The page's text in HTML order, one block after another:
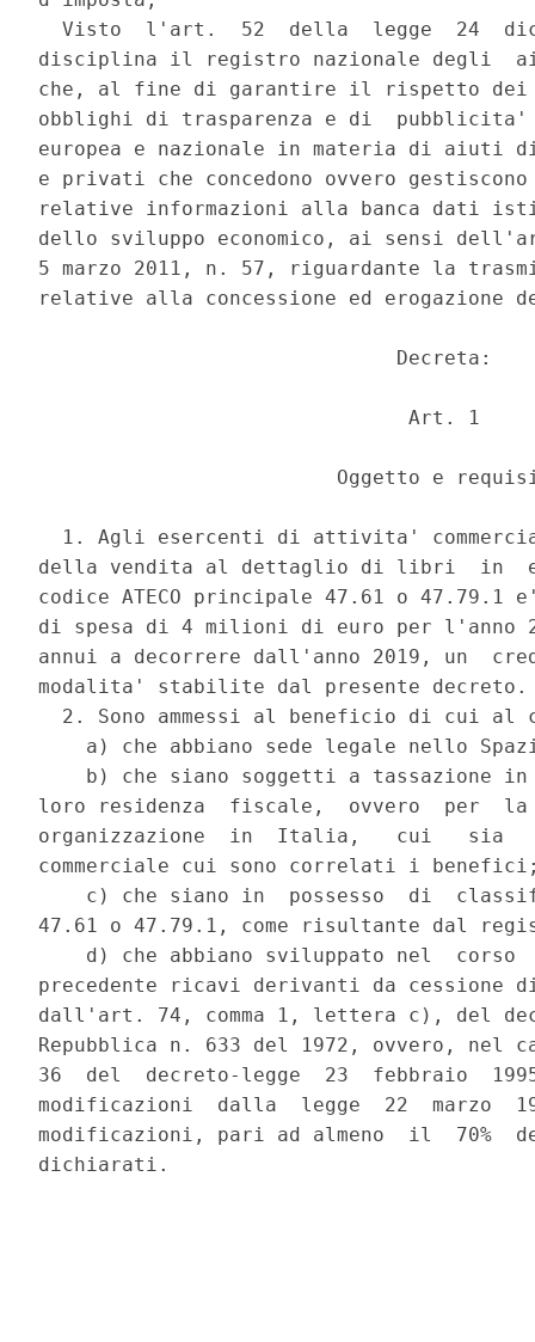
Visto  l'art.  52  della  legge  24
disciplina il registro nazionale degli
che, al fine di garantire il rispetto
obblighi di trasparenza e di
europea e nazionale in materia di aiuti
e privati che concedono ovvero
relative informazioni alla banca dati
dello sviluppo economico, ai sensi
5 marzo 2011, n. 57, riguardante la
relative alla concessione ed
                              Decreta:
                               Art. 1
Oggetto e
1. Agli esercenti di attivita'
della vendita al dettaglio di libri  in
codice ATECO principale 47.61 o
di spesa di 4 milioni di euro per l'anno
annui a decorrere dall'anno 2019, un
modalita' stabilite dal presente
2. Sono ammessi al beneficio di cui al
a) che abbiano sede legale nello
b) che siano soggetti a tassazione
loro residenza  fiscale,  ovvero  per
organizzazione  in  Italia,   cui   sia
commerciale cui sono correlati i
c) che siano in  possesso  di
47.61 o 47.79.1, come risultante dal
d) che abbiano sviluppato nel  corso
precedente ricavi derivanti da
dall'art. 74, comma 1, lettera c), del
Repubblica n. 633 del 1972, ovvero,
36  del  decreto-legge  23  febbraio
modificazioni  dalla  legge  22  marzo
modificazioni, pari ad almeno  il  70%